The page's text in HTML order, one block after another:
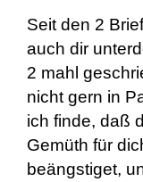
Seit den 2
auch dir
2 mahl
nicht gern in
ich finde, daß
Gemüth für
beängstiget,